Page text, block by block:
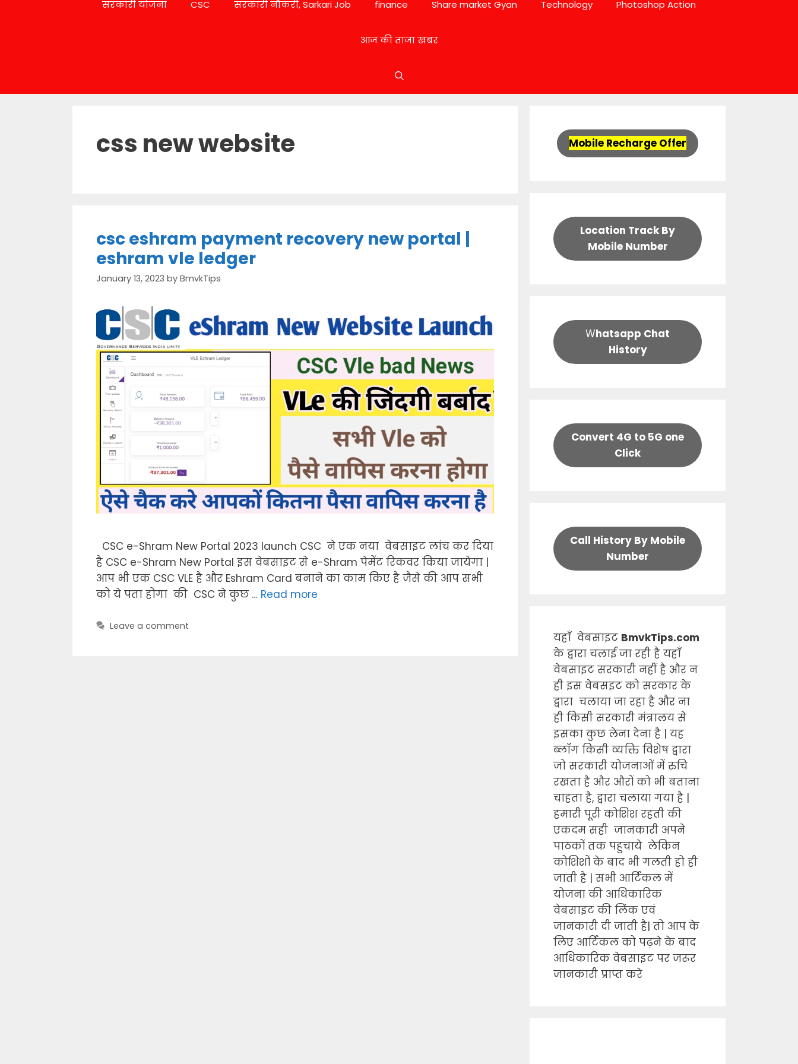
सरकारी योजना CSC सरकारी नौकरी, Sarkari Job finance Share market Gyan Technology Photoshop Action
आज की ताजा खबर
css new website
csc eshram payment recovery new portal |
eshram vle ledger
January 13, 2023 by BmvkTips
CSC e-Shram New Portal 2023 launch CSC ने एक नया वेबसाइट लांच कर दिया
है CSC e-Shram New Portal इस वेबसाइट से e-Shram पेमेंट रिकवर किया जायेगा |
आप भी एक CSC VLE है और Eshram Card बनाने का काम किए है जैसे की आप सभी
को ये पता होगा की CSC ने कुछ … Read more
Leave a comment
Mobile Recharge Offer
Location Track By
Mobile Number
Whatsapp Chat
History
Convert 4G to 5G one
Click
Call History By Mobile
Number
यहाँ वेबसाइट BmvkTips.com
के द्वारा चलाई जा रही है यहाँ
वेबसाइट सरकारी नहीं है और न
ही इस वेबसइट को सरकार के
द्वारा चलाया जा रहा है और ना
ही किसी सरकारी मंत्रालय से
इसका कुछ लेना देना है | यह
ब्लॉग किसी व्यक्ति विशेष द्वारा
जो सरकारी योजनाओं में रुचि
रखता है और औरों को भी बताना
चाहता है, द्वारा चलाया गया है |
हमारी पूरी कोशिश रहती की
एकदम सही जानकारी अपने
पाठकों तक पहुचाये लेकिन
कोशिशों के बाद भी गलती हो ही
जाती है | सभी आर्टिकल में
योजना की आधिकारिक
वेबसाइट की लिंक एवं
जानकारी दी जाती है| तो आप के
लिए आर्टिकल को पढ़ने के बाद
आधिकारिक वेबसाइट पर जरूर
जानकारी प्राप्त करे